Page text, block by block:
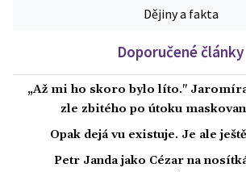
Dějiny a fakta
Doporučené články
„Až mi ho skoro bylo líto."
zle zbitého po útoku
Opak dejá vu existuje. Je ale
Petr Janda jako Cézar na